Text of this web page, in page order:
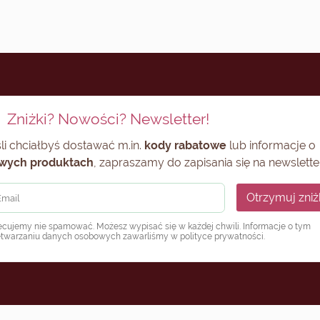
Zniżki? Nowości? Newsletter!
chciałbyś dostawać m.in. kody rabatowelub informacje o
produktach, zapraszamy do zapisania się na
Otrzymuj
nie spamować. Możesz wypisać się w każdej chwili. Informacje o tym
danych osobowych zawarliśmy w polityce prywatności.